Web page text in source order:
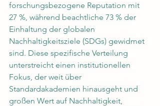
forschungsbezogene Reputation mit
27 %, während beachtliche 73 % der
Einhaltung der globalen
Nachhaltigkeitsziele (SDGs) gewidmet
sind. Diese spezifische Verteilung
unterstreicht einen institutionellen
Fokus, der weit über
Standardakademien hinausgeht und
großen Wert auf Nachhaltigkeit,